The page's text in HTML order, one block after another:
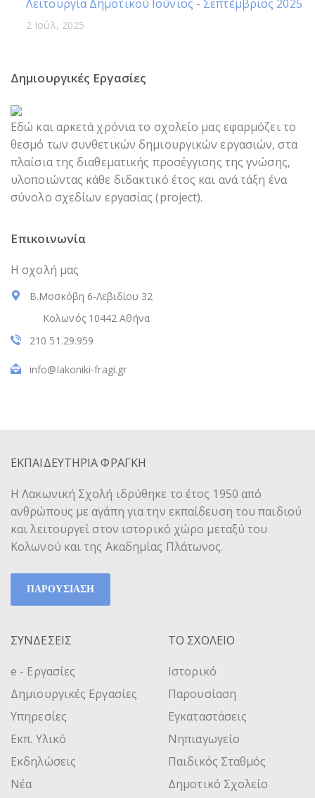
Λειτουργία Δημοτικού Ιούνιος - Σεπτέμβριος 2025
2 Ιούλ, 2025
Δημιουργικές Εργασίες
Εδώ και αρκετά χρόνια το σχολείο μας εφαρμόζει το
θεσμό των συνθετικών δημιουργικών εργασιών, στα
πλαίσια της διαθεματικής προσέγγισης της γνώσης,
υλοποιώντας κάθε διδακτικό έτος και ανά τάξη ένα
σύνολο σχεδίων εργασίας (project).
Επικοινωνία
Η σχολή μας
Β.Μοσκόβη 6-Λεβιδίου 32
Κολωνός 10442 Αθήνα
210 51.29.959
info@lakoniki-fragi.gr
ΕΚΠΑΙΔΕΥΤΗΡΙΑ ΦΡΑΓΚΗ
Η Λακωνική Σχολή ιδρύθηκε το έτος 1950 από
ανθρώπους με αγάπη για την εκπαίδευση του παιδιού
και λειτουργεί στον ιστορικό χώρο μεταξύ του
Κολωνού και της Ακαδημίας Πλάτωνος.
ΠΑΡΟΥΣΙΑΣΗ
ΣΥΝΔΕΣΕΙΣ
e - Εργασίες
Δημιουργικές Εργασίες
Υπηρεσίες
Εκπ. Υλικό
Εκδηλώσεις
Νέα
ΤΟ ΣΧΟΛΕΙΟ
Ιστορικό
Παρουσίαση
Εγκαταστάσεις
Νηπιαγωγείο
Παιδικός Σταθμός
Δημοτικό Σχολείο